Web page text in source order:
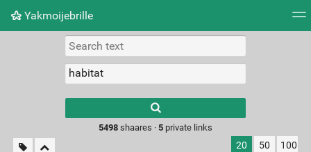
Yakmoijebrille
Picture wall
results.
5498shaares · 5private links
20 50 100